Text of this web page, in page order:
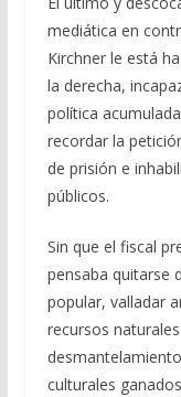
o
o
k
mediática en
Kirchner le está
la derecha,
política
recordar la
de prisión e
públicos.
Sin que el fiscal
pensaba quitarse
popular, valladar
recursos
culturales